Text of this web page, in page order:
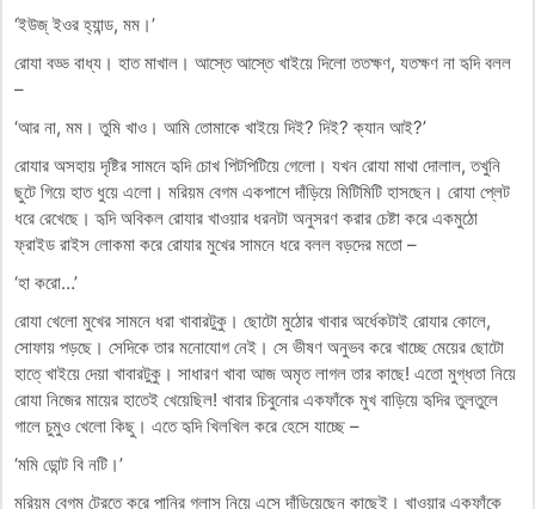
‘ইউজ্ ইওর হ্যান্ড, মম।’
রোযা বড্ড বাধ্য। হাত মাখাল। আস্তে আস্তে খাইয়ে দিলো ততক্ষণ, যতক্ষণ না হৃদি বলল
–
‘আর না, মম। তুমি খাও। আমি তোমাকে খাইয়ে দিই? দিই? ক্যান আই?’
রোযার অসহায় দৃষ্টির সামনে হৃদি চোখ পিটপিটিয়ে গেলো। যখন রোযা মাথা দোলাল, তখুনি
ছুটে গিয়ে হাত ধুয়ে এলো। মরিয়ম বেগম একপাশে দাঁড়িয়ে মিটিমিটি হাসছেন। রোযা প্লেট
ধরে রেখেছে। হৃদি অবিকল রোযার খাওয়ার ধরনটা অনুসরণ করার চেষ্টা করে একমুঠো
ফ্রাইড রাইস লোকমা করে রোযার মুখের সামনে ধরে বলল বড়দের মতো –
‘হা করো…’
রোযা খেলো মুখের সামনে ধরা খাবারটুকু। ছোটো মুঠোর খাবার অর্ধেকটাই রোযার কোলে,
সোফায় পড়ছে। সেদিকে তার মনোযোগ নেই। সে ভীষণ অনুভব করে খাচ্ছে মেয়ের ছোটো
হাতে্ খাইয়ে দেয়া খাবারটুকু। সাধারণ খাবা আজ অমৃত লাগল তার কাছে! এতো মুগ্ধতা নিয়ে
রোযা নিজের মায়ের হাতেই খেয়েছিল! খাবার চিবুনোর একফাঁকে মুখ বাড়িয়ে হৃদির তুলতুলে
গালে চুমুও খেলো কিছু। এতে হৃদি খিলখিল করে হেসে যাচ্ছে –
‘মমি ডোন্ট বি নটি।’
মরিয়ম বেগম ট্রেতে করে পানির গ্লাস নিয়ে এসে দাঁড়িয়েছেন কাছেই। খাওয়ার একফাঁকে